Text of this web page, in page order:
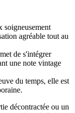
soigneusement
agréable tout au
de s'intégrer
une note vintage
du temps, elle est
décontractée ou un